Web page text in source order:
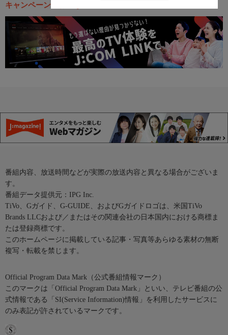
キャンペーン・お得な情報
番組内容、放送時間などが実際の放送内容と異なる場合がございま
す。
番組データ提供元：IPG Inc.
TiVo、Gガイド、G-GUIDE、およびGガイドロゴは、米国TiVo
Brands LLCおよび／またはその関連会社の日本国内における商標ま
たは登録商標です。
このホームページに掲載している記事・写真等あらゆる素材の無断
複写・転載を禁じます。
Official Program Data Mark（公式番組情報マーク）
このマークは「Official Program Data Mark」といい、テレビ番組の公
式情報である「SI(Service Information)情報」を利用したサービスに
のみ表記が許されているマークです。